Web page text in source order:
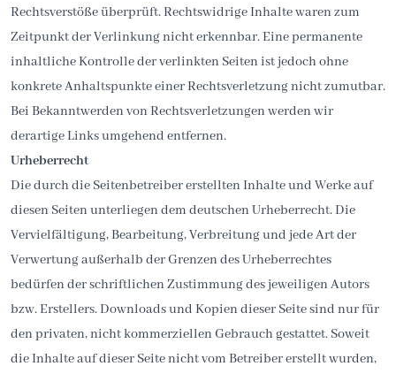
Rechtsverstöße überprüft. Rechtswidrige Inhalte waren zum
Zeitpunkt der Verlinkung nicht erkennbar. Eine permanente
inhaltliche Kontrolle der verlinkten Seiten ist jedoch ohne
konkrete Anhaltspunkte einer Rechtsverletzung nicht zumutbar.
Bei Bekanntwerden von Rechtsverletzungen werden wir
derartige Links umgehend entfernen.
Urheberrecht
Die durch die Seitenbetreiber erstellten Inhalte und Werke auf
diesen Seiten unterliegen dem deutschen Urheberrecht. Die
Vervielfältigung, Bearbeitung, Verbreitung und jede Art der
Verwertung außerhalb der Grenzen des Urheberrechtes
bedürfen der schriftlichen Zustimmung des jeweiligen Autors
bzw. Erstellers. Downloads und Kopien dieser Seite sind nur für
den privaten, nicht kommerziellen Gebrauch gestattet. Soweit
die Inhalte auf dieser Seite nicht vom Betreiber erstellt wurden,